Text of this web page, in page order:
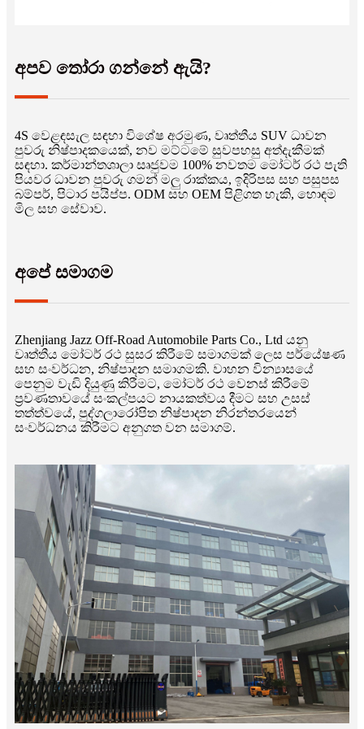
අපව තෝරා ගන්නේ ඇයි?
4S වෙළඳසැල සඳහා විශේෂ අරමුණ, වෘත්තීය SUV ධාවන
පුවරු නිෂ්පාදකයෙක්, නව මට්ටමේ සුවපහසු අත්දැකීමක්
සඳහා. කර්මාන්තශාලා සෘජුවම 100% නවතම මෝටර් රථ පැති
පියවර ධාවන පුවරු ගමන් මලු රාක්කය, ඉදිරිපස සහ පසුපස
බම්පර්, පිටාර පයිප්ප. ODM සහ OEM පිළිගත හැකි, හොඳම
මිල සහ සේවාව.
අපේ සමාගම
Zhenjiang Jazz Off-Road Automobile Parts Co., Ltd යනු
වෘත්තීය මෝටර් රථ සුසර කිරීමේ සමාගමක් ලෙස පර්යේෂණ
සහ සංවර්ධන, නිෂ්පාදන සමාගමකි. වාහන වින්‍යාසයේ
පෙනුම වැඩි දියුණු කිරීමට, මෝටර් රථ වෙනස් කිරීමේ
ප්‍රවණතාවයේ සංකල්පයට නායකත්වය දීමට සහ උසස්
තත්ත්වයේ, පුද්ගලාරෝපිත නිෂ්පාදන නිරන්තරයෙන්
සංවර්ධනය කිරීමට අනුගත වන සමාගම්.